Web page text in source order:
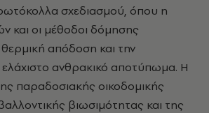
σχεδιασμού, όπου η
και οι μέθοδοι δόμησης
απόδοση και την
ελάχιστο ανθρακικό αποτύπωμα. Η
παραδοσιακής οικοδομικής
βιωσιμότητας και της